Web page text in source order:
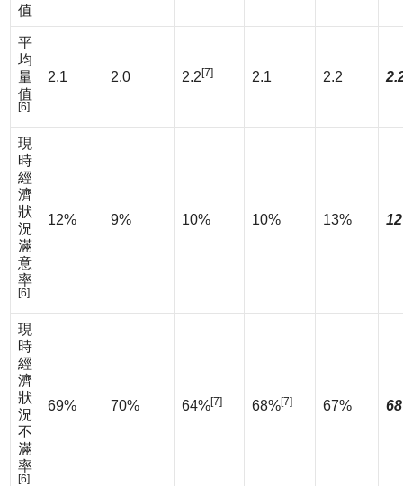
值
平
均
量
值
[6]
2.1 2.0 2.2 [7] 2.1 2.2
現
時
經
濟
狀
況
滿
意
率
[6]
12% 9% 10% 10% 13%
現
時
經
濟
狀
況
不
滿
率
[6]
69% 70% 64%[7] 68%[7] 67%